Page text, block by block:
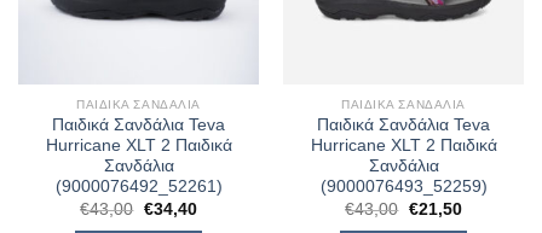
ΠΑΙΔΙΚΆ ΣΑΝΔΆΛΙΑ
Παιδικά Σανδάλια Teva
Hurricane XLT 2 Παιδικά
Σανδάλια
(9000076492_52261)
€43,00 Original
price
€34,40Η
ΠΑΙΔΙΚΆ ΣΑΝΔΆΛΙΑ
Παιδικά Σανδάλια Teva
Hurricane XLT 2 Παιδικά
Σανδάλια
(9000076493_52259)
€43,00 Original
price
€21,50Η